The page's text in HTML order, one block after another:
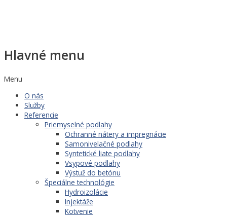
Hlavné menu
Menu
O nás
Služby
Referencie
Priemyselné podlahy
Ochranné nátery a impregnácie
Samonivelačné podlahy
Syntetické liate podlahy
Vsypové podlahy
Výstuž do betónu
Špeciálne technológie
Hydroizolácie
Injektáže
Kotvenie